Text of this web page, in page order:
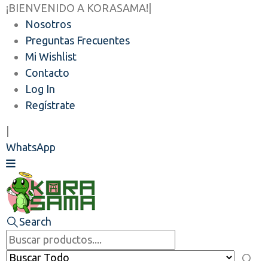
¡BIENVENIDO A KORASAMA!
Nosotros
Preguntas Frecuentes
Mi Wishlist
Contacto
Log In
Regístrate
WhatsApp
Search